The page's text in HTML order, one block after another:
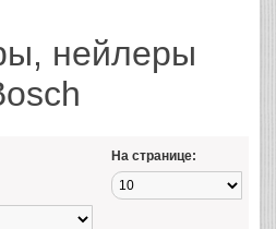
нейлеры
На странице: